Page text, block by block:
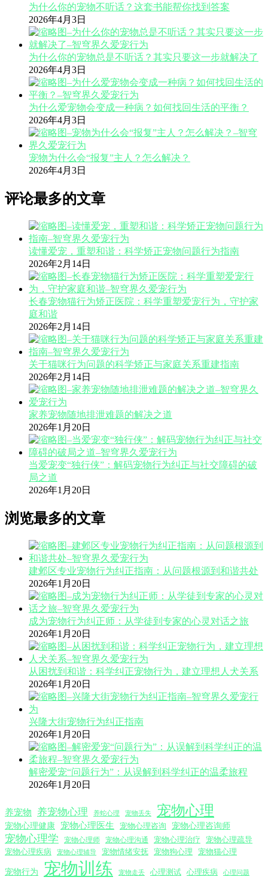
为什么你的宠物不听话？这套书能帮你找到答案
2026年4月3日
为什么你的宠物总是不听话？其实只要这一步就解决了
2026年4月3日
为什么爱宠物会变成一种病？如何找回生活的平衡？
2026年4月3日
宠物为什么会“报复”主人？怎么解决？
2026年4月3日
评论最多的文章
读懂爱宠，重塑和谐：科学矫正宠物问题行为指南
2026年2月14日
长春宠物猫行为矫正医院：科学重塑爱宠行为，守护家
庭和谐
2026年2月14日
关于猫咪行为问题的科学矫正与家庭关系重建指南
2026年2月14日
家养宠物随地排泄难题的解决之道
2026年1月20日
当爱宠变“独行侠”：解码宠物行为纠正与社交障碍的破
局之道
2026年1月20日
浏览最多的文章
建邺区专业宠物行为纠正指南：从问题根源到和谐共处
2026年1月20日
成为宠物行为纠正师：从学徒到专家的心灵对话之旅
2026年1月20日
从困扰到和谐：科学纠正宠物行为，建立理想人犬关系
2026年1月20日
兴隆大街宠物行为纠正指南
2026年1月20日
解密爱宠“问题行为”：从误解到科学纠正的温柔旅程
2026年1月20日
养宠物 养宠物心理 养蛇心理 宠物丢失 宠物心理
宠物心理健康 宠物心理医生 宠物心理咨询 宠物心理咨询师
宠物心理学 宠物心理师 宠物心理沟通 宠物心理治疗
宠物心理疏导
宠物心理疾病
宠物心理辅导 宠物情绪安抚 宠物狗心理 宠物猫心理
宠物行为 宠物训练 宠物走丢 心理测试 心理疾病 心理问题